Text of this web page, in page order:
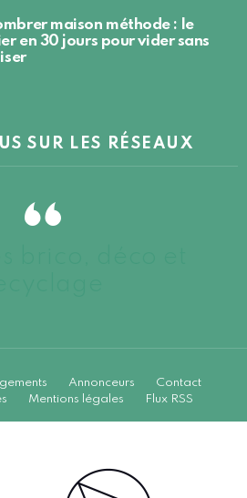
maison méthode : le
en 30 jours pour vider sans
SUR LES RÉSEAUX
Annonceurs
Contact
Mentions légales Flux RSS